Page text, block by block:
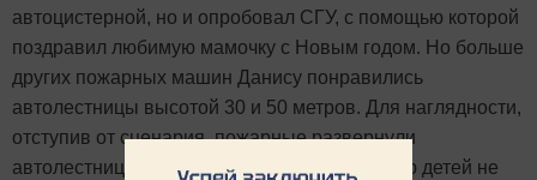
автоцистерной, но и опробовал СГУ, с помощью которой
поздравил любимую мамочку с Новым годом. Но больше
других пожарных машин Данису понравились
автолестницы высотой 30 и 50 метров. Для наглядности,
отступив от сценария, пожарные развернули
автолестницу на крышу здания. Восхищению детей не